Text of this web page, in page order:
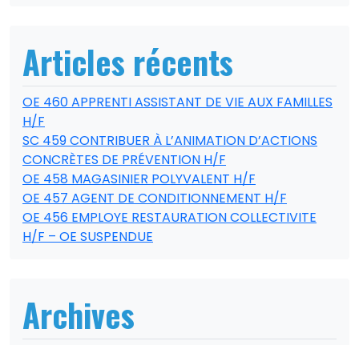
Articles récents
OE 460 APPRENTI ASSISTANT DE VIE AUX FAMILLES
H/F
SC 459 CONTRIBUER À L’ANIMATION D’ACTIONS
CONCRÈTES DE PRÉVENTION H/F
OE 458 MAGASINIER POLYVALENT H/F
OE 457 AGENT DE CONDITIONNEMENT H/F
OE 456 EMPLOYE RESTAURATION COLLECTIVITE
H/F – OE SUSPENDUE
Archives